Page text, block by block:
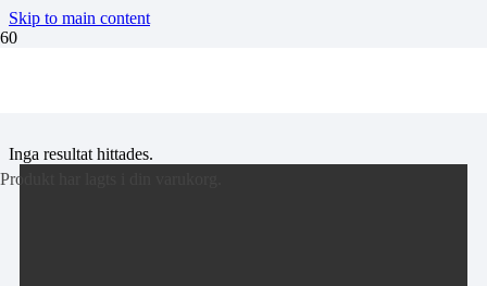
Skip to main content
Produkt
Inga resultat hittades.